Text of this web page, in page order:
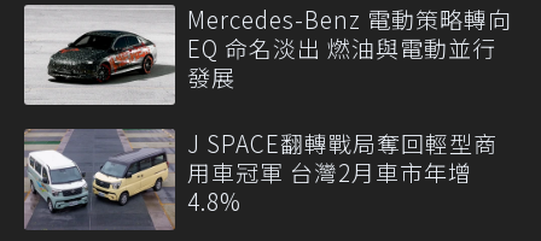
Mercedes-Benz 電動策略轉向
EQ 命名淡出 燃油與電動並行
發展
J SPACE翻轉戰局奪回輕型商
用車冠軍 台灣2月車市年增
4.8%